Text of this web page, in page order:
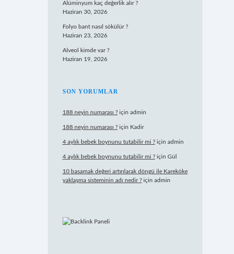
Alüminyum kaç değerlik alır ?
Haziran 30, 2026
Folyo bant nasıl sökülür ?
Haziran 23, 2026
Alveol kimde var ?
Haziran 19, 2026
SON YORUMLAR
188 neyin numarası ?için admin
188 neyin numarası ?için Kadir
4 aylık bebek boynunu tutabilir mi ?için admin
4 aylık bebek boynunu tutabilir mi ?için Gül
10 basamak değeri artırılarak döngü ile Kareköke
yaklaşma sisteminin adı nedir ?için admin